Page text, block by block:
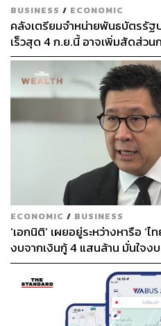
BUSINESS / ECONOMIC
คลังเตรียมจำหน่ายพันธบัตรรัฐ
เร็วสุด 4 ก.ย.นี้ อาจเพิ่มสัดส่ว
First มากขึ้น
ECONOMIC / BUSINESS
‘เอกนิติ’ เผยอยู่ระหว่างหารือ ‘
งบจากเงินกู้ 4 แสนล้าน มั่นใจง
เฟส 2 มีเพียงพอ